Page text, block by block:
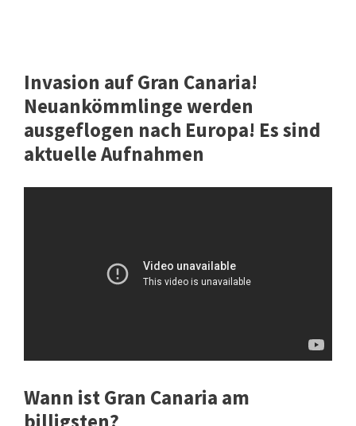
Invasion auf Gran Canaria!
Neuankömmlinge werden
ausgeflogen nach Europa! Es sind
aktuelle Aufnahmen
Wann ist Gran Canaria am
billigsten?